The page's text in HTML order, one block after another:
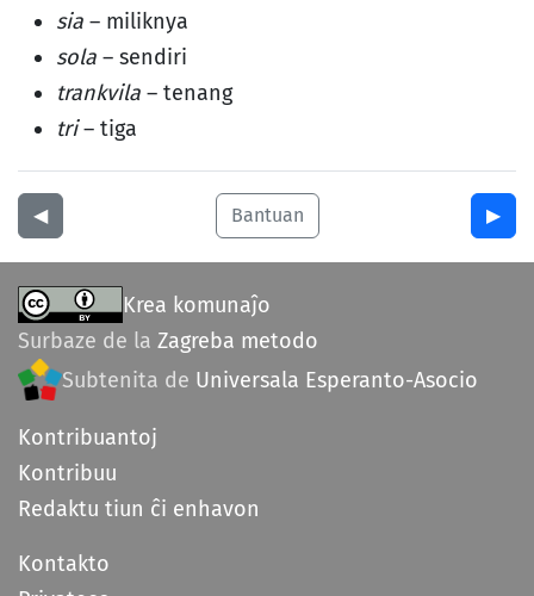
sia – miliknya
sola – sendiri
trankvila – tenang
tri– tiga
◀︎ Bantuan ▶︎
Krea komunaĵo
Surbaze de la Zagreba metodo
Subtenita de Universala Esperanto-Asocio
Kontribuantoj
Kontribuu
Redaktu tiun ĉi enhavon
Kontakto